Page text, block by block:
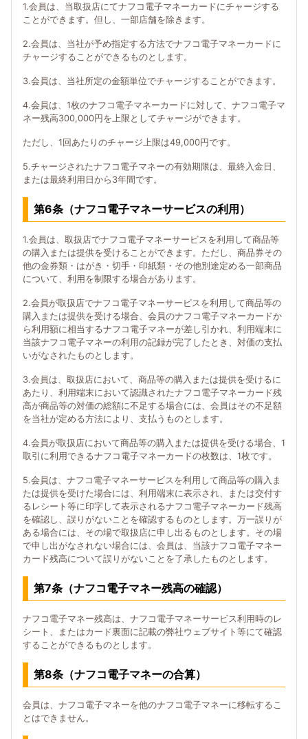
1.会員は、当取扱店にてナフコ電子マネーカードにチャージする
ことができます。但し、一部店舗を除きます。
2.会員は、当社が予め指定する方法でナフコ電子マネーカードに
チャージすることができるものとします。
3.会員は、当社所定の金額単位でチャージすることができます。
4.会員は、1枚のナフコ電子マネーカードに対して、ナフコ電子マ
ネー残高300,000円を上限としてチャージができます。
ただし、1回あたりのチャージ上限は49,000円です。
5.チャージされたナフコ電子マネーの有効期限は、最終入金日、
または最終利用日から3年間です。
第6条（ナフコ電子マネーサービスの利用）
1.会員は、取扱店でナフコ電子マネーサービスを利用して商品等
の購入または提供を受けることができます。ただし、商品券その
他の金券類・はがき・切手・印紙類・その他別途定める一部商品
について、利用を制限する場合があります。
2.会員が取扱店でナフコ電子マネーサービスを利用して商品等の
購入または提供を受ける場合、会員のナフコ電子マネーカードか
ら利用額に相当するナフコ電子マネーが差し引かれ、利用端末に
当該ナフコ電子マネーの利用の記録が完了したとき、対価の支払
いがなされたものとします。
3.会員は、取扱店において、商品等の購入または提供を受けるに
あたり、利用端末において認識されたナフコ電子マネーカード残
高が商品等の対価の総額に不足する場合には、会員はその不足額
を当社が定める方法により、支払うものとします。
4.会員が取扱店において商品等の購入または提供を受ける場合、1
取引に利用できるナフコ電子マネーカードの枚数は、1枚です。
5.会員は、ナフコ電子マネーサービスを利用して商品等の購入ま
たは提供を受けた場合には、利用端末に表示され、または交付す
るレシート等に印字して表示されるナフコ電子マネーカード残高
を確認し、誤りがないことを確認するものとします。万一誤りが
ある場合には、その場で取扱店に申し出るものとします。その場
で申し出がなされない場合には、会員は、当該ナフコ電子マネー
カード残高について誤りがないことを了承したものとします。
第7条（ナフコ電子マネー残高の確認）
ナフコ電子マネー残高は、ナフコ電子マネーサービス利用時のレ
シート、またはカード裏面に記載の弊社ウェブサイト等にて確認
することができるものとします。
第8条（ナフコ電子マネーの合算）
会員は、ナフコ電子マネーを他のナフコ電子マネーに移転するこ
とはできません。